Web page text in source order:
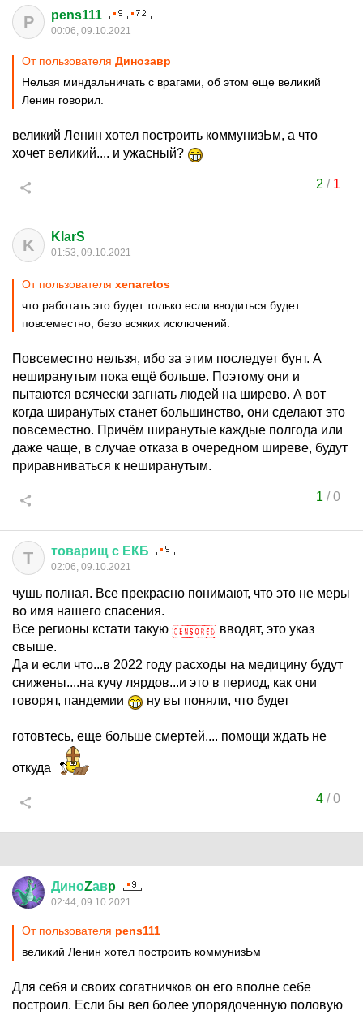
P pens111
00:06, 09.10.2021
От пользователя Динозавp
Нельзя миндальничать с врагами, об этом еще великий
Ленин говорил.
великий Ленин хотел построить коммунизЬм, а что
хочет великий.... и ужасный?
2 / 1
K KlarS
01:53, 09.10.2021
От пользователя xenaretos
что работать это будет только если вводиться будет
повсеместно, безо всяких исключений.
Повсеместно нельзя, ибо за этим последует бунт. А
неширанутым пока ещё больше. Поэтому они и
пытаются всячески загнать людей на ширево. А вот
когда ширанутых станет большинство, они сделают это
повсеместно. Причём ширанутые каждые полгода или
даже чаще, в случае отказа в очередном ширеве, будут
приравниваться к неширанутым.
1 /0
Т товарищ с ЕКБ
02:06, 09.10.2021
чушь полная. Все прекрасно понимают, что это не меры
во имя нашего спасения.
Все регионы кстати такую
вводят, это указ
свыше.
Да и если что...в 2022 году расходы на медицину будут
снижены....на кучу лярдов...и это в период, как они
говорят, пандемии
ну вы поняли, что будет
готовтесь, еще больше смертей.... помощи ждать не
откуда
4/0
ДиноZавp
02:44, 09.10.2021
От пользователя pens111
великий Ленин хотел построить коммунизЬм
Для себя и своих согатничков он его вполне себе
построил. Если бы вел более упорядоченную половую